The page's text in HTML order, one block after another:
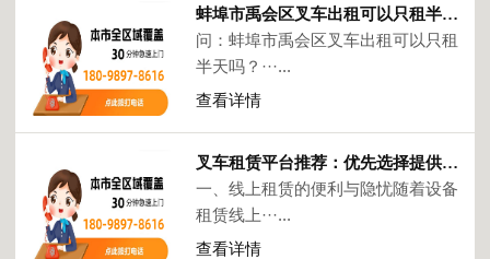
蚌埠市禹会区叉车出租可以只租半天吗？
问：蚌埠市禹会区叉车出租可以只租
半天吗？···...
查看详情
叉车租赁平台推荐：优先选择提供现场验车与正规手续的服务商
一、线上租赁的便利与隐忧随着设备
租赁线上···...
查看详情